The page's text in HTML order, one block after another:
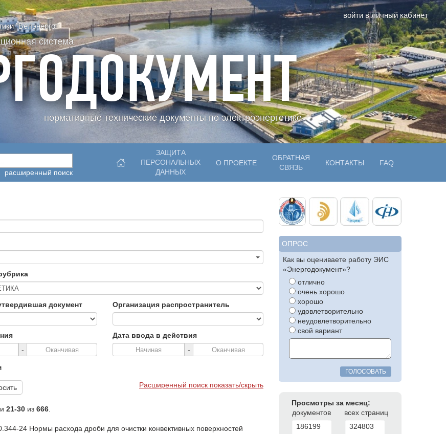
"Белэнерго"
войти в личный кабинет
система
нормативные технические документы по электроэнергетике
расширенный поиск
ЗАЩИТА
ПЕРСОНАЛЬНЫХ
ДАННЫХ
О ПРОЕКТЕ
ОБРАТНАЯ
СВЯЗЬ
КОНТАКТЫ FAQ
документ Организация распространитель
-
Дата ввода в действия
-
Расширенный поиск показать/скрыть
21-30 из 666.
24 Нормы расхода дроби для очистки конвективных поверхностей
ОПРОС
Как вы оцениваете работу ЭИС
«Энергодокумент»?
отлично
очень хорошо
хорошо
удовлетворительно
неудовлетворительно
свой вариант
ГОЛОСОВАТЬ
Просмотры за месяц:
документов
всех страниц
186199
324803